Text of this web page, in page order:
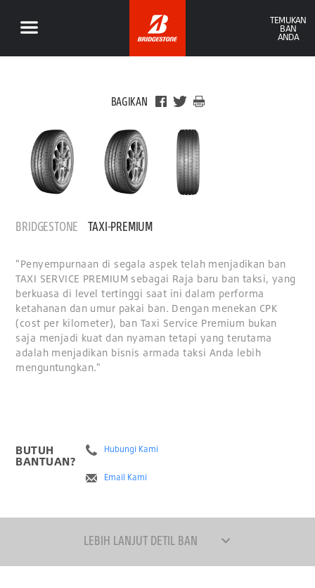
TEMUKAN
BAN
ANDA
BAGIKAN
BRIDGESTONE TAXI-PREMIUM
"Penyempurnaan di segala aspek telah menjadikan ban
TAXI SERVICE PREMIUM sebagai Raja baru ban taksi, yang
berkuasa di level tertinggi saat ini dalam performa
ketahanan dan umur pakai ban. Dengan menekan CPK
(cost per kilometer), ban Taxi Service Premium bukan
saja menjadi kuat dan nyaman tetapi yang terutama
adalah menjadikan bisnis armada taksi Anda lebih
menguntungkan."
BUTUH
BANTUAN?
Hubungi Kami
Email Kami
LEBIH LANJUT DETIL BAN